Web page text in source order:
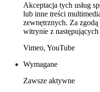
Akceptacja tych usług
lub inne treści
zewnętrznych. Za
witrynie z następujących
Vimeo, YouTube
Wymagane
Zawsze aktywne